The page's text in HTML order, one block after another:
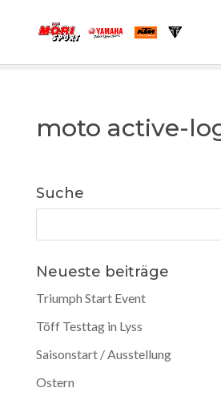
moto active-
Suche
Neueste beiträge
Triumph Start Event
Töff Testtag in Lyss
Saisonstart / Ausstellung
Ostern